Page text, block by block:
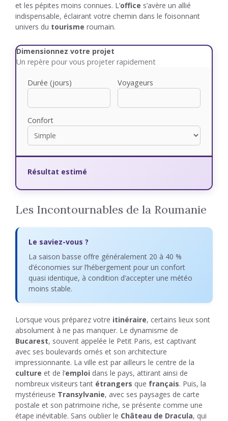
et les pépites moins connues. L’office s’avère un allié
indispensable, éclairant votre chemin dans le foisonnant
univers du tourisme roumain.
Dimensionnez votre projet
Un repère pour vous projeter rapidement
Durée (jours) Voyageurs
Confort
Résultat estimé
Les Incontournables de la Roumanie
Le saviez-vous ?
La saison basse offre généralement 20 à 40 %
d’économies sur l’hébergement pour un confort
quasi identique, à condition d’accepter une météo
moins stable.
Lorsque vous préparez votre itinéraire, certains lieux sont
absolument à ne pas manquer. Le dynamisme de
Bucarest, souvent appelée le Petit Paris, est captivant
avec ses boulevards ornés et son architecture
impressionnante. La ville est par ailleurs le centre de la
culture et de l’emploi dans le pays, attirant ainsi de
nombreux visiteurs tant étrangers que français. Puis, la
mystérieuse Transylvanie, avec ses paysages de carte
postale et son patrimoine riche, se présente comme une
étape inévitable. Sans oublier le Château de Dracula, qui